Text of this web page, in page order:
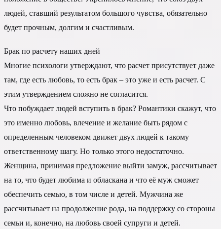
людей, ставший результатом большого чувства, обязательно
будет прочным, долгим и счастливым.
Брак по расчету наших дней
Многие психологи утверждают, что расчет присутствует даже
там, где есть любовь, то есть брак – это уже и есть расчет. С
этим утверждением сложно не согласится.
Что побуждает людей вступить в брак? Романтики скажут, что
это именно любовь, влечение и желание быть рядом с
определенным человеком движет двух людей к такому
ответственному шагу. Но только этого недостаточно.
Женщина, принимая предложение выйти замуж, рассчитывает
на то, что будет любима и обласкана и что её муж сможет
обеспечить семью, в том числе и детей. Мужчина же
рассчитывает на продолжение рода, на поддержку со стороны
семьи и, конечно, на любовь своей супруги и детей.